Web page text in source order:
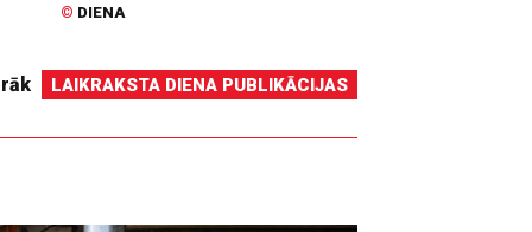
© DIENA
LAIKRAKSTA DIENA PUBLIKĀCIJAS